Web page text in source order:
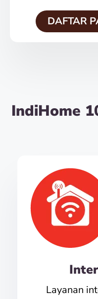
DAFTAR
IndiHome
Layanan